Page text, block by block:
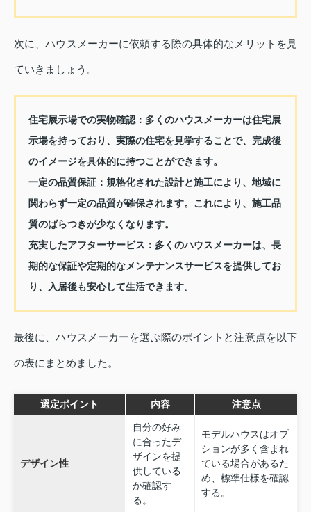
次に、ハウスメーカーに依頼する際の具体的なメリットを見
ていきましょう。
住宅展示場での実物確認：多くのハウスメーカーは住宅展
示場を持っており、実際の住宅を見学することで、完成後
のイメージを具体的に持つことができます。
一定の品質保証：規格化された設計と施工により、地域に
関わらず一定の品質が確保されます。これにより、施工品
質のばらつきが少なくなります。
充実したアフターサービス ：多くのハウスメーカーは、長
期的な保証や定期的なメンテナンスサービスを提供してお
り、入居後も安心して生活できます。
最後に、ハウスメーカーを選ぶ際のポイントと注意点を以下
の表にまとめました。
選定ポイント 内容 注意点
デザイン性
自分の好み
に合ったデ
ザインを提
供している
か確認す
る。
モデルハウスはオプ
ションが多く含まれ
ている場合があるた
め、標準仕様を確認
する。